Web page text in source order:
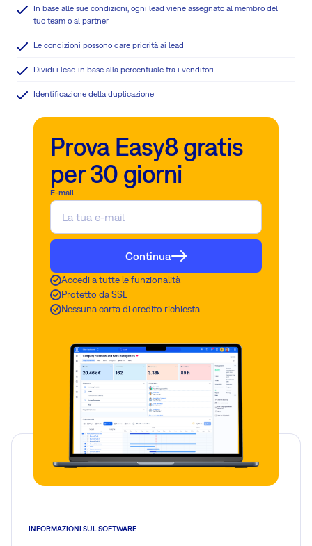
In base alle sue condizioni, ogni lead viene assegnato al membro del
tuo team o al partner
Le condizioni possono dare priorità ai lead
Dividi i lead in base alla percentuale tra i venditori
Identificazione della duplicazione
Prova Easy8 gratis
per 30 giorni
E-mail
Continua
Accedi a tutte le funzionalità
Protetto da SSL
Nessuna carta di credito richiesta
INFORMAZIONI SUL SOFTWARE